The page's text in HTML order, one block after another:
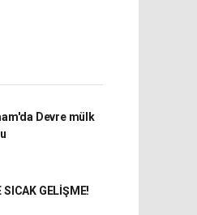
Devre mülk
SICAK GELİŞME!